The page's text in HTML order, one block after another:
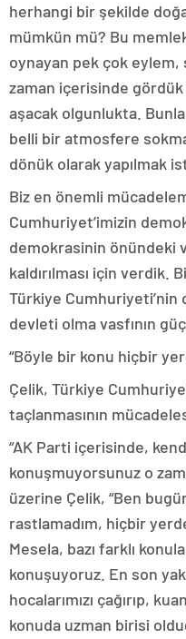
herhangi bir şekilde
mümkün mü? Bu
oynayan pek çok
zaman içerisinde
aşacak olgunlukta.
belli bir atmosfere
dönük olarak yapılmak
Biz en önemli
Cumhuriyet’imizin
demokrasinin önündeki
kaldırılması için verdik.
Türkiye
devleti olma vasfının
“Böyle bir konu hiçbir
Çelik, Türkiye
taçlanmasının
“AK Parti içerisinde,
konuşmuyorsunuz o
üzerine Çelik, “Ben
rastlamadım, hiçbir
Mesela, bazı farklı
konuşuyoruz. En son
hocalarımızı çağırıp,
konuda uzman birisi